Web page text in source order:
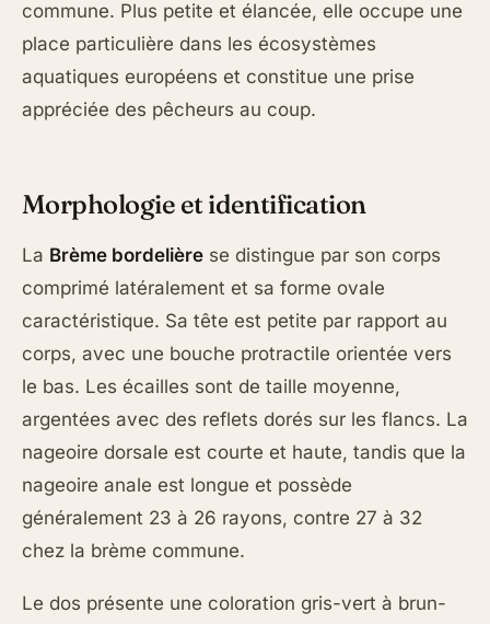
commune. Plus petite et élancée, elle occupe une
place particulière dans les écosystèmes
aquatiques européens et constitue une prise
appréciée des pêcheurs au coup.
Morphologie et identification
La Brème bordelière se distingue par son corps
comprimé latéralement et sa forme ovale
caractéristique. Sa tête est petite par rapport au
corps, avec une bouche protractile orientée vers
le bas. Les écailles sont de taille moyenne,
argentées avec des reflets dorés sur les flancs. La
nageoire dorsale est courte et haute, tandis que la
nageoire anale est longue et possède
généralement 23 à 26 rayons, contre 27 à 32
chez la brème commune.
Le dos présente une coloration gris-vert à brun-